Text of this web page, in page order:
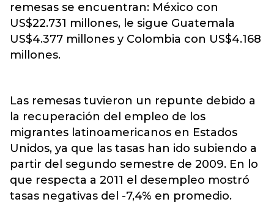
remesas se encuentran: México con
US$22.731 millones, le sigue Guatemala
US$4.377 millones y Colombia con US$4.168
millones.
Las remesas tuvieron un repunte debido a
la recuperación del empleo de los
migrantes latinoamericanos en Estados
Unidos, ya que las tasas han ido subiendo a
partir del segundo semestre de 2009. En lo
que respecta a 2011 el desempleo mostró
tasas negativas del -7,4% en promedio.